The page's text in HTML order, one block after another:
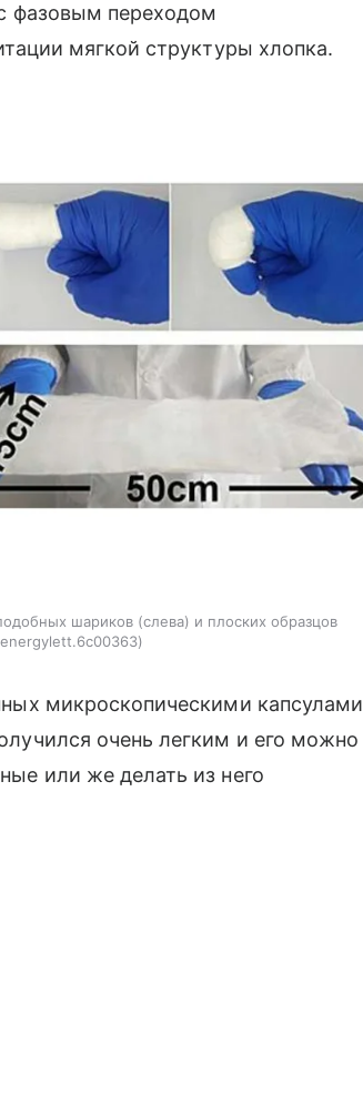
фазовым переходом
мягкой структуры хлопка.
шариков (слева) и плоских образцов
микроскопическими капсулами
очень легким и его можно
или же делать из него